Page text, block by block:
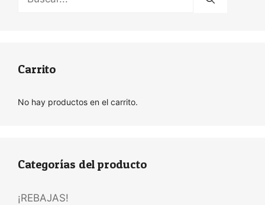
Carrito
No hay productos en el carrito.
Categorías del producto
¡REBAJAS!